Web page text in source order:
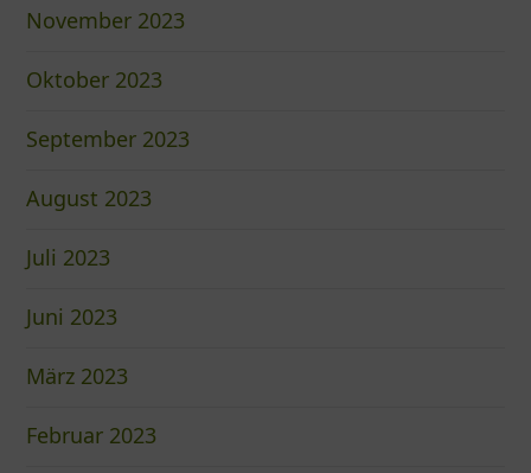
November 2023
Oktober 2023
September 2023
August 2023
Juli 2023
Juni 2023
März 2023
Februar 2023